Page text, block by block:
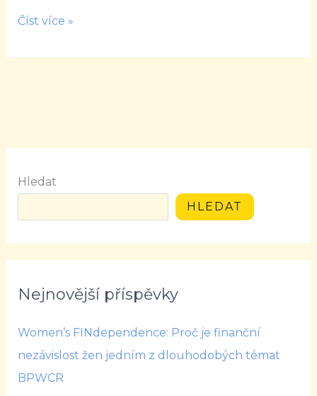
Číst více »
Hledat
HLEDAT
Nejnovější příspěvky
Women’s FINdependence: Proč je finanční
nezávislost žen jedním z dlouhodobých témat
BPWCR